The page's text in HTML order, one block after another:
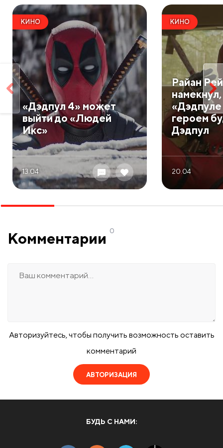
КИНО
«Дэдпул 4» может
выйти до «Людей
Икс»
13.04
КИНО
Райан
намекнул,
«Дэдпуле
героем
Дэдпул
20.04
Комментарии 0
Авторизуйтесь, чтобы получить возможность оставить
комментарий
АВТОРИЗАЦИЯ
БУДЬ С НАМИ: